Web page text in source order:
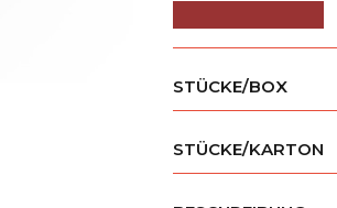
STÜCKE/BOX
STÜCKE/KARTON